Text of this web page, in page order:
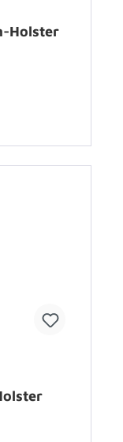
Holster